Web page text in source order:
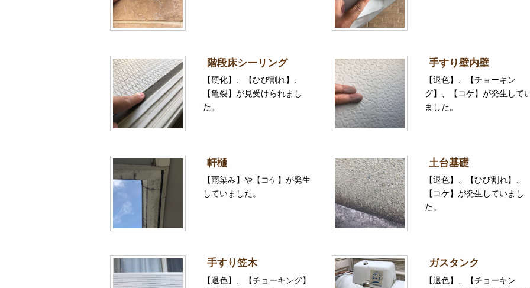
階段床シーリング
【硬化】、【ひび割れ】、
【亀裂】が見受けられまし
た。
手すり壁内壁
【退色】、【チョーキン
グ】、【コケ】が発生して
ました。
軒樋
【雨染み】や【コケ】が発生
していました。
土台基礎
【退色】、【ひび割れ】、
【コケ】が発生していまし
た。
手すり笠木
【退色】、【チョーキング】
ガスタンク
【退色】、【チョーキン